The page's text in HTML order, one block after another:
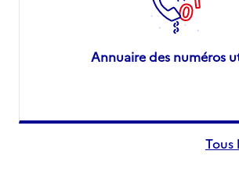
Annuaire des numéros
Tous